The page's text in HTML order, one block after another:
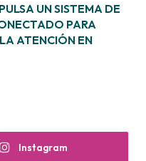
UN SISTEMA DE
PARA
ATENCIÓN EN
Instagram